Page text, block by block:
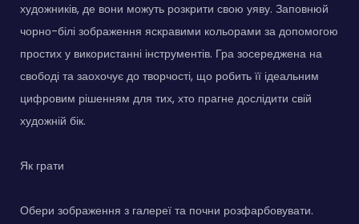
художників, де вони можуть розкрити свою уяву. Заповнюй
чорно-білі зображення яскравими кольорами за допомогою
простих у використанні інструментів. Гра зосереджена на
свободі та заохочує до творчості, що робить її ідеальним
цифровим рішенням для тих, хто прагне дослідити свій
художній бік.
Як грати
Обери зображення з галереї та почни розфарбовувати.